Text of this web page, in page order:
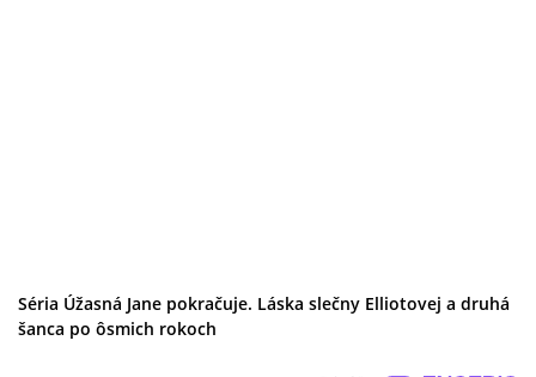
Séria Úžasná Jane pokračuje. Láska slečny Elliotovej a druhá
šanca po ôsmich rokoch